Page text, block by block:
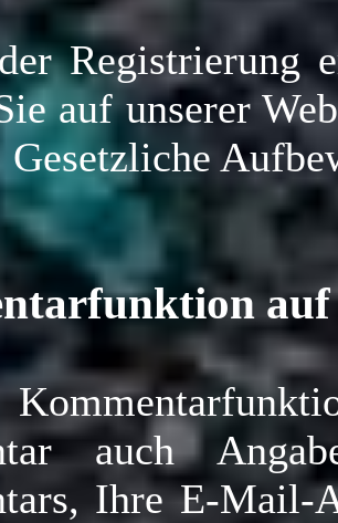
Registrierung
auf unserer
Gesetzliche
auf
auch
Ihre E-Mail-